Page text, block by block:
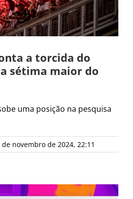
a torcida do
sétima maior do
uma posição na pesquisa
de novembro de 2024, 22:11